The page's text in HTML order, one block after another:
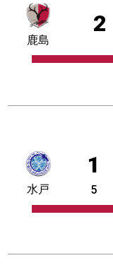
2
鹿島
1
水戸 5